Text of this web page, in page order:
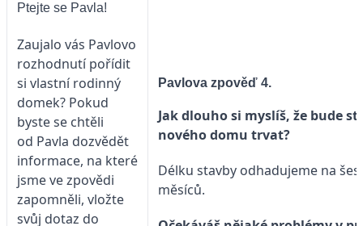
Ptejte se Pavla!
Zaujalo vás Pavlovo
rozhodnutí pořídit
si vlastní rodinný
domek? Pokud
byste se chtěli
od Pavla dozvědět
informace, na které
jsme ve zpovědi
zapomněli, vložte
svůj dotaz do
Pavlova zpověď 4.
Jak dlouho si myslíš, že bude
nového domu trvat?
Délku stavby odhadujeme na
měsíců.